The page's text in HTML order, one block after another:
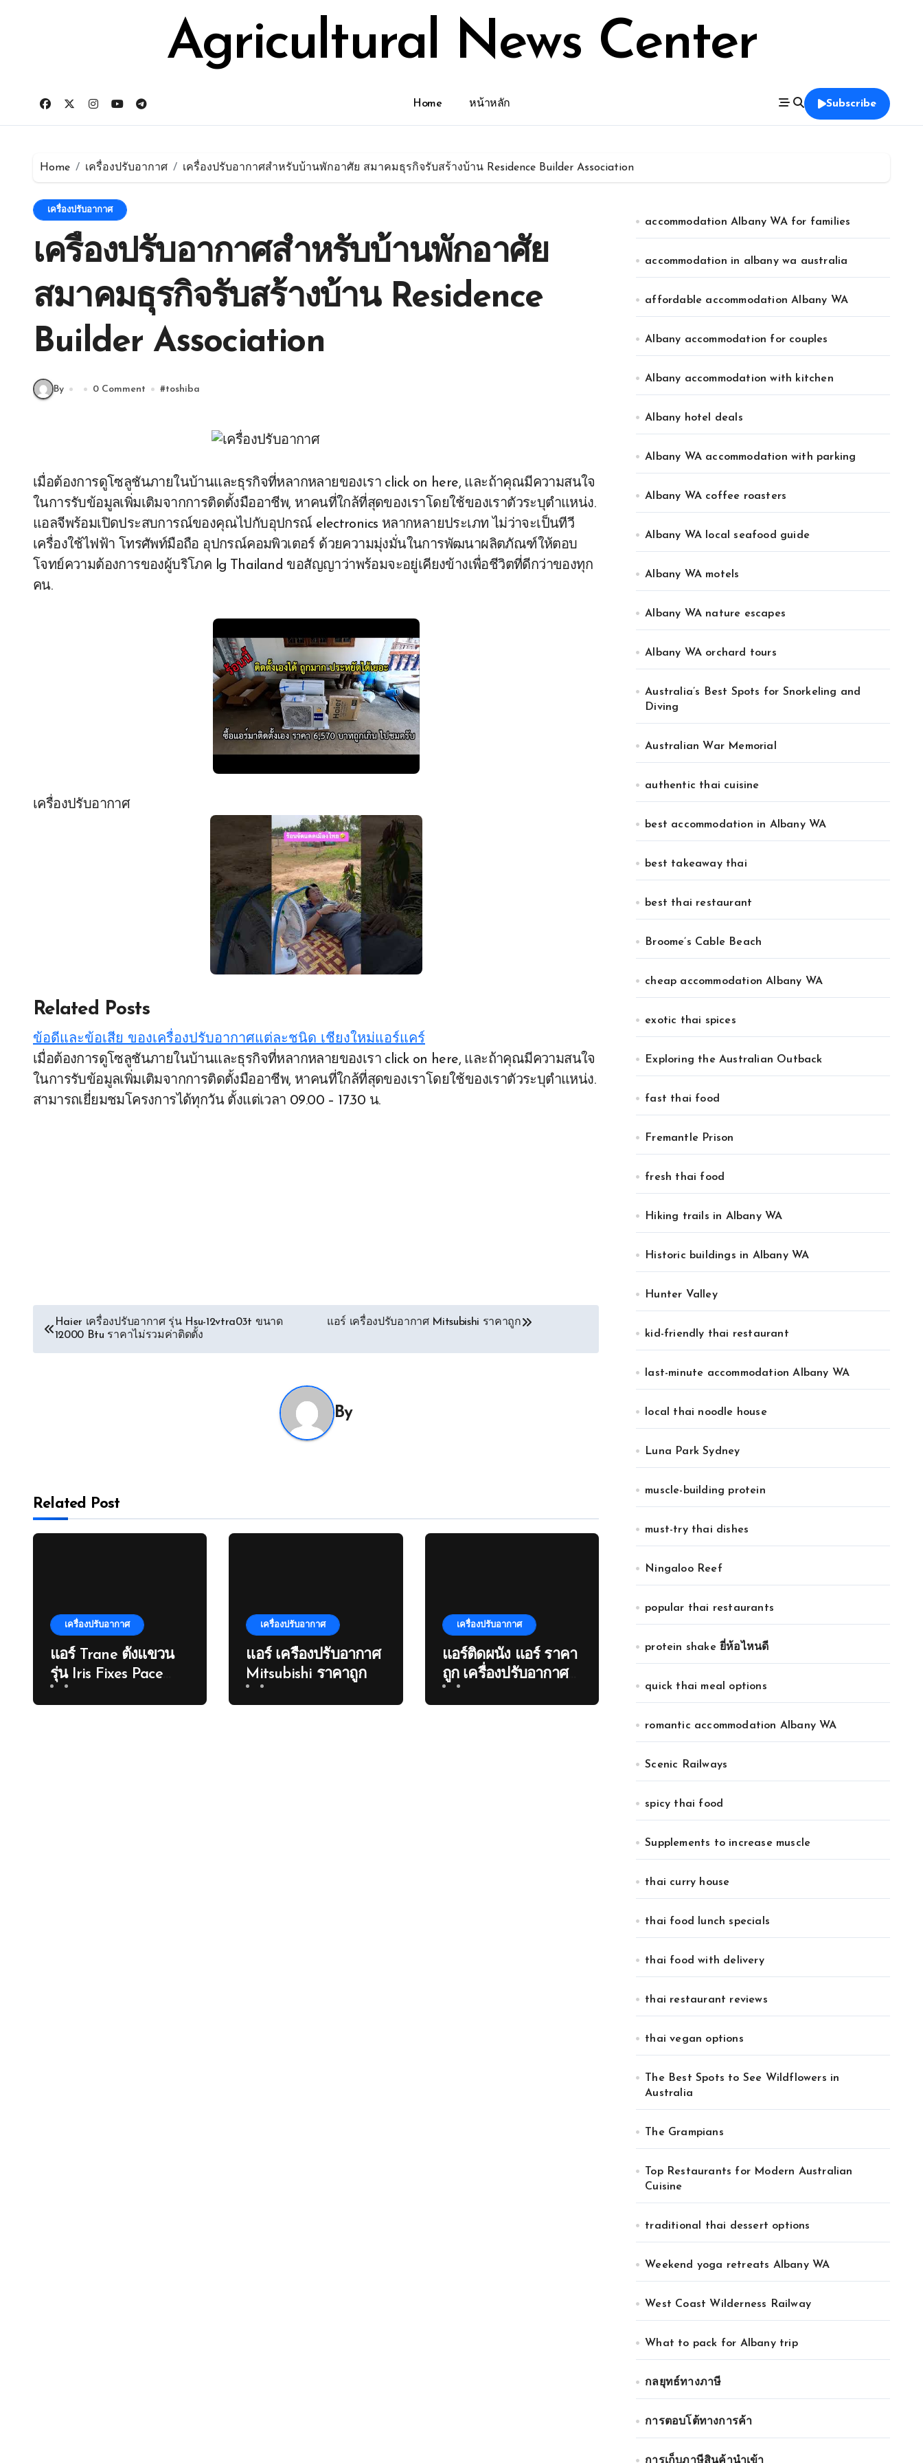
Agricultural News Center
Home หน้าหลัก Subscribe
Home เครื่องปรับอากาศ เครื่องปรับอากาศสำหรับบ้านพักอาศัย สมาคมธุรกิจรับสร้างบ้าน Residence Builder Association
เครื่องปรับอากาศ
เครื่องปรับอากาศสำหรับบ้านพักอาศัย
สมาคมธุรกิจรับสร้างบ้าน Residence
Builder Association
By 0 Comment #toshiba
เมื่อต้องการดูโซลูชันภายในบ้านและธุรกิจที่หลากหลายของเรา click on here, และถ้าคุณมีความสนใจ
ในการรับข้อมูลเพิ่มเติมจากการติดตั้งมืออาชีพ, หาคนที่ใกล้ที่สุดของเราโดยใช้ของเราตัวระบุตําแหน่ง.
แอลจีพร้อมเปิดประสบการณ์ของคุณไปกับอุปกรณ์ electronics หลากหลายประเภท ไม่ว่าจะเป็นทีวี
เครื่องใช้ไฟฟ้า โทรศัพท์มือถือ อุปกรณ์คอมพิวเตอร์ ด้วยความมุ่งมั่นในการพัฒนาผลิตภัณฑ์ให้ตอบ
โจทย์ความต้องการของผู้บริโภค lg Thailand ขอสัญญาว่าพร้อมจะอยู่เคียงข้างเพื่อชีวิตที่ดีกว่าของทุก
คน.
เครื่องปรับอากาศ
Related Posts
ข้อดีและข้อเสีย ของเครื่องปรับอากาศแต่ละชนิด เชียงใหม่แอร์แคร์
เมื่อต้องการดูโซลูชันภายในบ้านและธุรกิจที่หลากหลายของเรา click on here, และถ้าคุณมีความสนใจ
ในการรับข้อมูลเพิ่มเติมจากการติดตั้งมืออาชีพ, หาคนที่ใกล้ที่สุดของเราโดยใช้ของเราตัวระบุตําแหน่ง.
สามารถเยี่ยมชมโครงการได้ทุกวัน ตั้งแต่เวลา 09.00 – 17.30 น.
Post
navigation
Haier เครื่องปรับอากาศ รุ่น Hsu-12vtra03t ขนาด
12000 Btu ราคาไม่รวมค่าติดตั้ง
แอร์ เครื่องปรับอากาศ Mitsubishi ราคาถูก
By
Related Post
เครื่องปรับอากาศ
แอร์ Trane ตั้งแขวน
รุ่น Iris Fixes Pace
รหัส Mcxe36sb5
เครื่องปรับอากาศ
แอร์ เครื่องปรับอากาศ
Mitsubishi ราคาถูก
เครื่องปรับอากาศ
แอร์ติดผนัง แอร์ ราคา
ถูก เครื่องปรับอากาศ
ติดผนัง
accommodation Albany WA for families
accommodation in albany wa australia
affordable accommodation Albany WA
Albany accommodation for couples
Albany accommodation with kitchen
Albany hotel deals
Albany WA accommodation with parking
Albany WA coffee roasters
Albany WA local seafood guide
Albany WA motels
Albany WA nature escapes
Albany WA orchard tours
Australia’s Best Spots for Snorkeling and
Diving
Australian War Memorial
authentic thai cuisine
best accommodation in Albany WA
best takeaway thai
best thai restaurant
Broome’s Cable Beach
cheap accommodation Albany WA
exotic thai spices
Exploring the Australian Outback
fast thai food
Fremantle Prison
fresh thai food
Hiking trails in Albany WA
Historic buildings in Albany WA
Hunter Valley
kid-friendly thai restaurant
last-minute accommodation Albany WA
local thai noodle house
Luna Park Sydney
muscle-building protein
must-try thai dishes
Ningaloo Reef
popular thai restaurants
protein shake ยี่ห้อไหนดี
quick thai meal options
romantic accommodation Albany WA
Scenic Railways
spicy thai food
Supplements to increase muscle
thai curry house
thai food lunch specials
thai food with delivery
thai restaurant reviews
thai vegan options
The Best Spots to See Wildflowers in
Australia
The Grampians
Top Restaurants for Modern Australian
Cuisine
traditional thai dessert options
Weekend yoga retreats Albany WA
West Coast Wilderness Railway
What to pack for Albany trip
กลยุทธ์ทางภาษี
การตอบโต้ทางการค้า